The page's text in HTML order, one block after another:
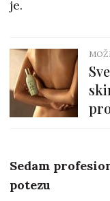
je.
Sedam
potezu